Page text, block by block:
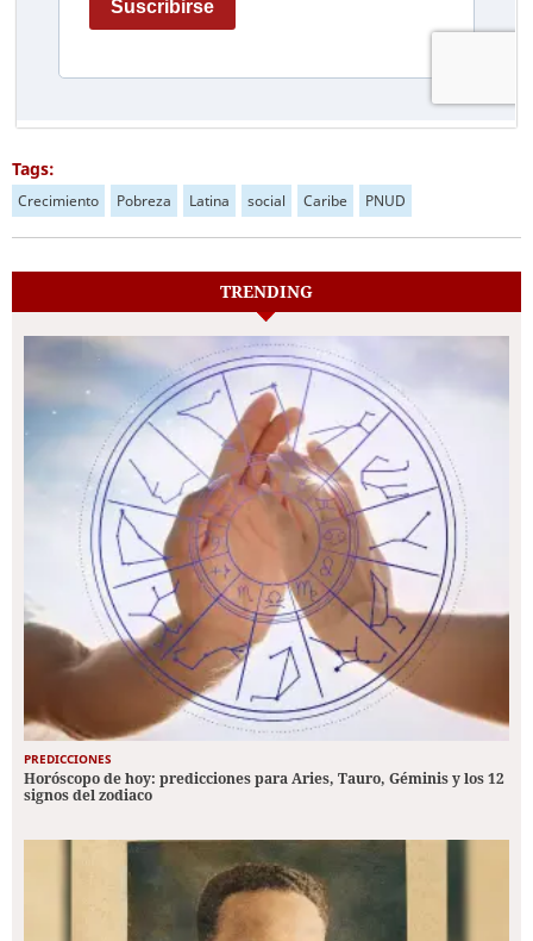
Tags:
Crecimiento Pobreza Latina social Caribe PNUD
TRENDING
PREDICCIONES
Horóscopo de hoy: predicciones para Aries, Tauro, Géminis y los 12
signos del zodiaco